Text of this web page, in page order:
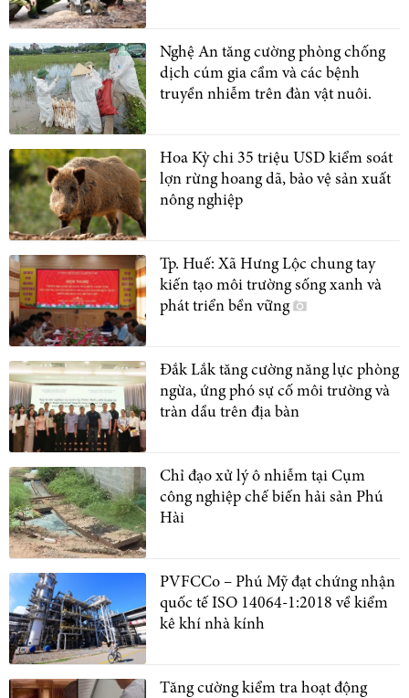
Nghệ An tăng cường phòng chống
dịch cúm gia cầm và các bệnh
truyền nhiễm trên đàn vật nuôi.
Hoa Kỳ chi 35 triệu USD kiểm soát
lợn rừng hoang dã, bảo vệ sản xuất
nông nghiệp
Tp. Huế: Xã Hưng Lộc chung tay
kiến tạo môi trường sống xanh và
phát triển bền vững
Đắk Lắk tăng cường năng lực phòng
ngừa, ứng phó sự cố môi trường và
tràn dầu trên địa bàn
Chỉ đạo xử lý ô nhiễm tại Cụm
công nghiệp chế biến hải sản Phú
Hài
PVFCCo – Phú Mỹ đạt chứng nhận
quốc tế ISO 14064-1:2018 về kiểm
kê khí nhà kính
Tăng cường kiểm tra hoạt động